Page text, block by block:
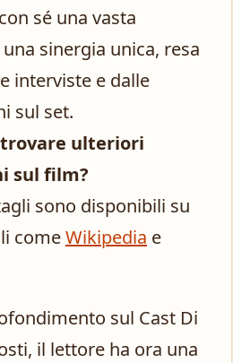
sé una vasta
sinergia unica, resa
interviste e dalle
sul set.
trovare ulteriori
sul film?
sono disponibili su
comeWikipedia e
sul Cast Di
il lettore ha ora una